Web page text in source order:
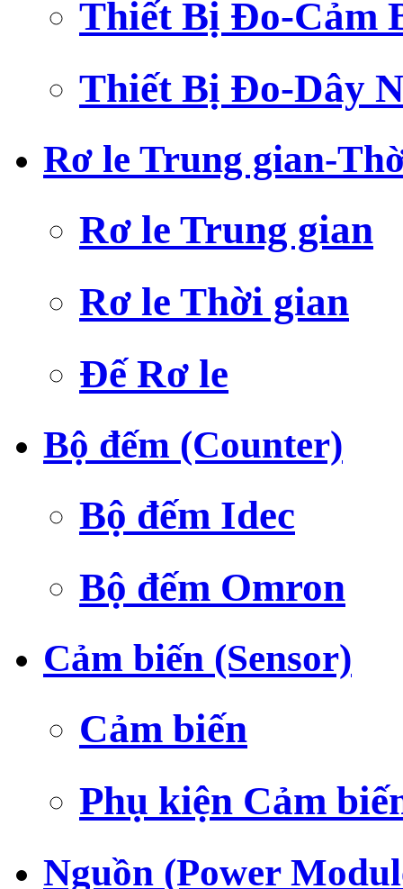
Thiết Bị Đo-Cảm
Thiết Bị Đo-Dây
Rơ le Trung gian-
Rơ le Trung gian
Rơ le Thời gian
Đế Rơ le
Bộ đếm (Counter)
Bộ đếm Idec
Bộ đếm Omron
Cảm biến (Sensor)
Cảm biến
Phụ kiện Cảm
Nguồn (Power